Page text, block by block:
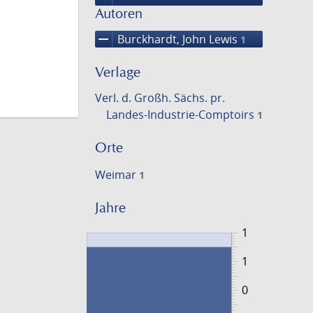
Autoren
remove Burckhardt, John Lewis 1
Verlage
Verl. d. Großh. Sächs. pr.
Landes-Industrie-Comptoirs 1
Orte
Weimar 1
Jahre
1
0
1